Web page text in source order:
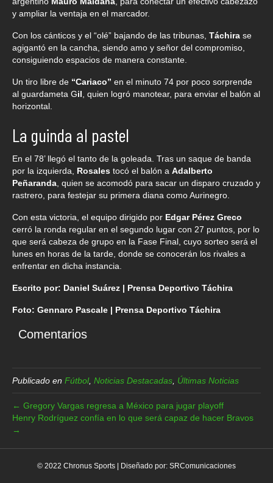
y ampliar la ventaja en el marcador.
Con los cánticos y el “olé” bajando de las tribunas, Táchira se
agigantó en la cancha, siendo amo y señor del compromiso,
consiguiendo espacios de manera constante.
Un tiro libre de “Cariaco” en el minuto 74 por poco sorprende
al guardameta Gil , quien logró manotear, para enviar el balón al
horizontal.
La guinda al pastel
En el 78’ llegó el tanto de la goleada. Tras un saque de banda
por la izquierda,
Rosales tocó el balón a Adalberto
Peñaranda , quien se acomodó para sacar un disparo cruzado y
rastrero, para festejar su primera diana como Aurinegro.
Con esta victoria, el equipo dirigido por Edgar Pérez Greco
cerró la ronda regular en el segundo lugar con 27 puntos, por lo
que será cabeza de grupo en la Fase Final, cuyo sorteo será el
lunes en horas de la tarde, donde se conocerán los rivales a
enfrentar en dicha instancia.
Escrito por: Daniel Suárez | Prensa Deportivo Táchira
Foto: Gennaro Pascale | Prensa Deportivo Táchira
Comentarios
Publicado en Fútbol, Noticias Destacadas Últimas Noticias
← Gregory Vargas regresa a México para jugar playoff
Henry Rodríguez confía en lo que será capaz de hacer Bravos
→
© 2022 Chronus Sports | Diseñado por: SRComunicaciones